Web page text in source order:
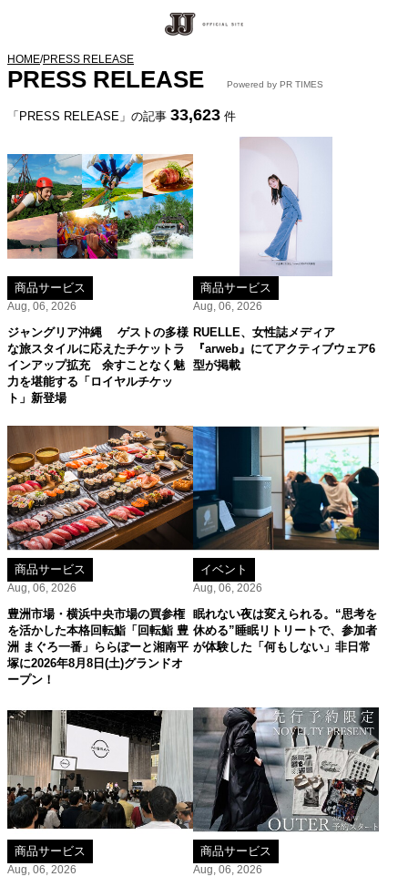
HOME/PRESS RELEASE
PRESS RELEASE Powered by PR TIMES
「PRESS RELEASE」の記事 33,623 件
商品サービス
Aug, 06, 2026
ジャングリア沖縄 ゲストの多様
な旅スタイルに応えたチケットラ
インアップ拡充 余すことなく魅
力を堪能する「ロイヤルチケッ
ト」新登場
商品サービス
Aug, 06, 2026
RUELLE、女性誌メディア
『arweb』にてアクティブウェア6
型が掲載
商品サービス
Aug, 06, 2026
豊洲市場・横浜中央市場の買参権
を活かした本格回転鮨「回転鮨 豊
洲 まぐろ一番」ららぽーと湘南平
塚に2026年8月8日(土)グランドオ
ープン！
イベント
Aug, 06, 2026
眠れない夜は変えられる。“思考を
休める”睡眠リトリートで、参加者
が体験した「何もしない」非日常
商品サービス
Aug, 06, 2026
商品サービス
Aug, 06, 2026